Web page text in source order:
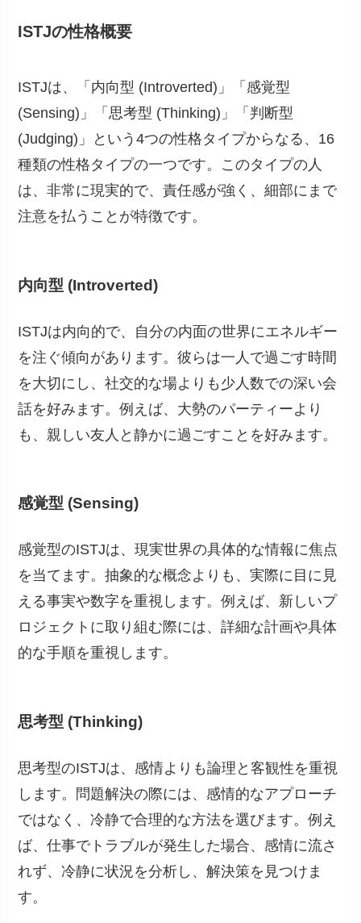
ISTJの性格概要
ISTJは、「内向型 (Introverted)」「感覚型
(Sensing)」「思考型 (Thinking)」「判断型
(Judging)」という4つの性格タイプからなる、16
種類の性格タイプの一つです。このタイプの人
は、非常に現実的で、責任感が強く、細部にまで
注意を払うことが特徴です。
内向型 (Introverted)
ISTJは内向的で、自分の内面の世界にエネルギー
を注ぐ傾向があります。彼らは一人で過ごす時間
を大切にし、社交的な場よりも少人数での深い会
話を好みます。例えば、大勢のパーティーより
も、親しい友人と静かに過ごすことを好みます。
感覚型 (Sensing)
感覚型のISTJは、現実世界の具体的な情報に焦点
を当てます。抽象的な概念よりも、実際に目に見
える事実や数字を重視します。例えば、新しいプ
ロジェクトに取り組む際には、詳細な計画や具体
的な手順を重視します。
思考型 (Thinking)
思考型のISTJは、感情よりも論理と客観性を重視
します。問題解決の際には、感情的なアプローチ
ではなく、冷静で合理的な方法を選びます。例え
ば、仕事でトラブルが発生した場合、感情に流さ
れず、冷静に状況を分析し、解決策を見つけま
す。